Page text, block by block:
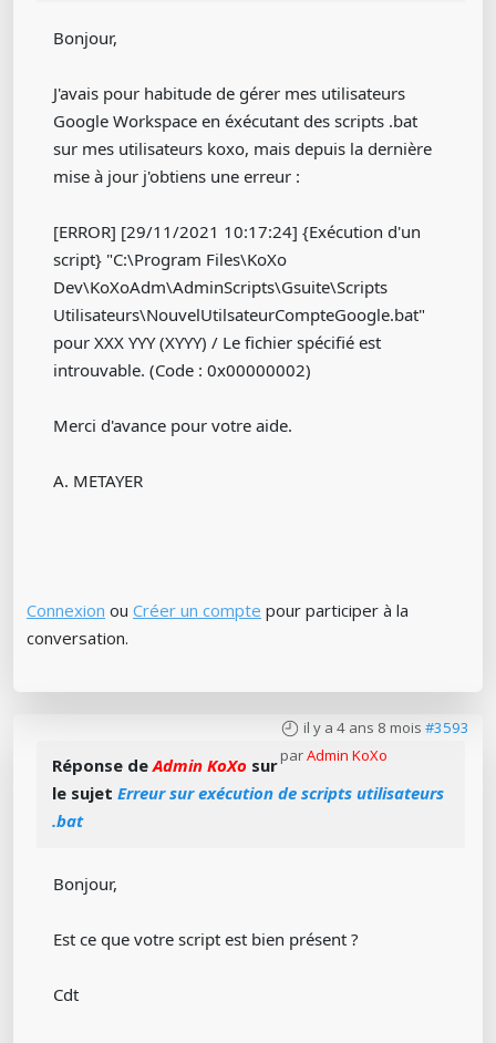
Bonjour,
J'avais pour habitude de gérer mes utilisateurs
Google Workspace en éxécutant des scripts .bat
sur mes utilisateurs koxo, mais depuis la dernière
mise à jour j'obtiens une erreur :
[ERROR] [29/11/2021 10:17:24] {Exécution d'un
script} "C:\Program Files\KoXo
Dev\KoXoAdm\AdminScripts\Gsuite\Scripts
Utilisateurs\NouvelUtilsateurCompteGoogle.bat"
pour XXX YYY (XYYY) / Le fichier spécifié est
introuvable. (Code : 0x00000002)
Merci d'avance pour votre aide.
A. METAYER
Connexion ou Créer un compte pour participer à la
conversation.
il y a 4 ans 8 mois #3593
parAdmin KoXo
Réponse deAdmin KoXo sur
le sujet Erreur sur exécution de scripts utilisateurs
.bat
Bonjour,
Est ce que votre script est bien présent ?
Cdt